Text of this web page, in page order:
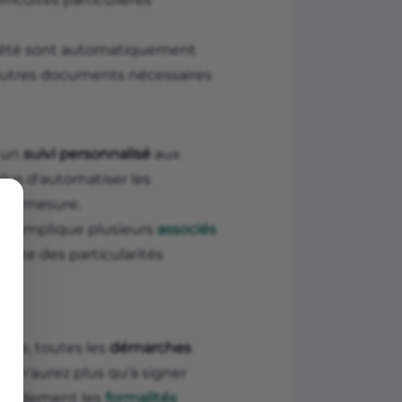
sont automatiquement
documents nécessaires
suivi personnalisé aux
d'automatiser les
mesure.
implique plusieurs associés
des particularités
toutes les démarches
n'aurez plus qu'à signer
les formalités